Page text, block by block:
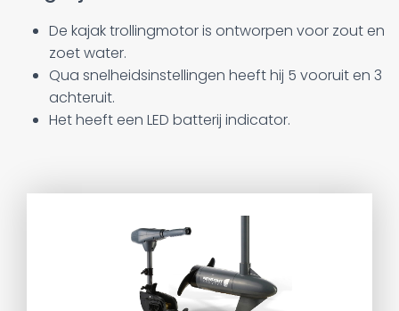
De kajak trollingmotor is ontworpen voor zout en
zoet water.
Qua snelheidsinstellingen heeft hij 5 vooruit en 3
achteruit.
Het heeft een LED batterij indicator.